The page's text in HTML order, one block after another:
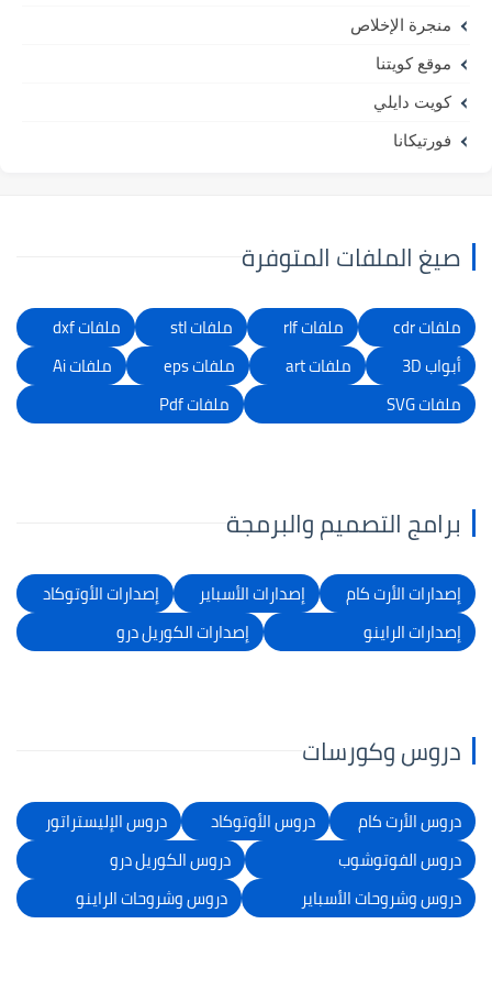
منجرة الإخلاص
موقع كويتنا
كويت دايلي
فورتيكانا
صيغ الملفات المتوفرة
ملفات cdr ملفات rlf ملفات stl
ملفات dxf
أبواب 3D
ملفات art ملفات eps
ملفات Ai
ملفات SVG
ملفات Pdf
برامج التصميم والبرمجة
إصدارات الأرت كام إصدارات الأسباير
إصدارات الأوتوكاد
إصدارات الراينو
إصدارات الكوريل درو
دروس وكورسات
دروس الأرت كام دروس الأوتوكاد
دروس الإليستراتور
دروس الفوتوشوب
دروس الكوريل درو
دروس وشروحات الأسباير
دروس وشروحات الراينو